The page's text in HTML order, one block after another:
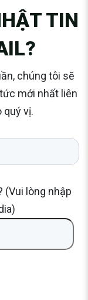
TIN
chúng tôi sẽ
mới nhất liên
quý vị.
(Vui lòng nhập